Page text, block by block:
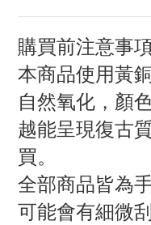
購買前注意事
本商品使用黃
自然氧化，顏
越能呈現復古
買。
全部商品皆為
可能會有細微